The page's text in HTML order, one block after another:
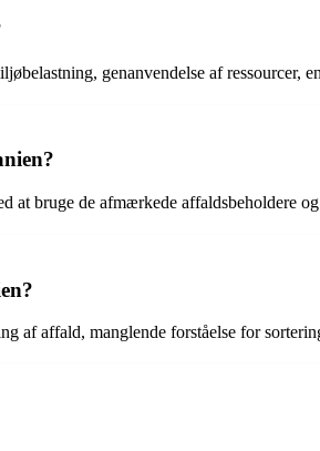
genanvendelse af ressourcer,
at bruge de afmærkede affaldsbeholdere
af affald, manglende forståelse for